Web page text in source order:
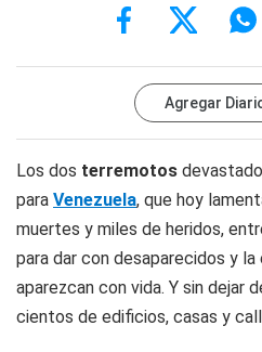
Agregar
Los dos terremotos
para Venezuela, que hoy
muertes y miles de heridos,
para dar con desaparecidos y la
aparezcan con vida. Y sin dejar
cientos de edificios, casas y